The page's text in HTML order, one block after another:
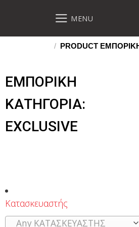
MENU
/ PRODUCT
ΕΜΠΟΡΙΚΗ
ΚΑΤΗΓΟΡΙΑ:
EXCLUSIVE
Κατασκευαστής
Any ΚΑΤΑΣΚΕΥΑΣΤΗΣ